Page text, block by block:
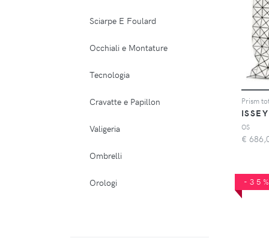
Prism
OS
€
-35%
Sciarpe E Foulard
Occhiali e Montature
Tecnologia
Cravatte e Papillon
Valigeria
Ombrelli
Orologi